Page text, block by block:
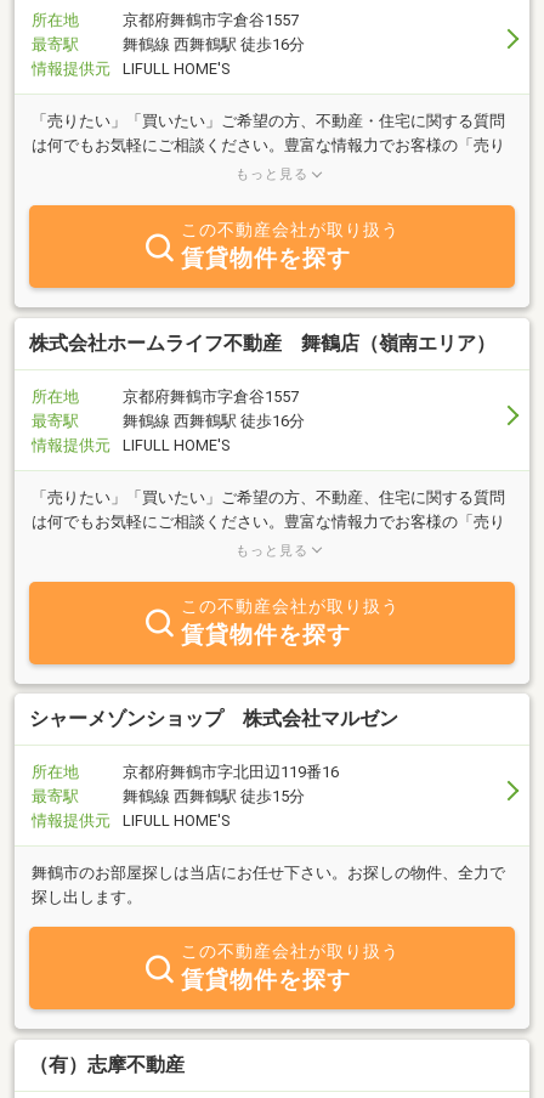
所在地
京都府舞鶴市字倉谷1557
最寄駅
舞鶴線 西舞鶴駅 徒歩16分
情報提供元
LIFULL HOME'S
「売りたい」「買いたい」ご希望の方、不動産・住宅に関する質問
は何でもお気軽にご相談ください。豊富な情報力でお客様の「売り
たい」「買いたい」の希望に合わせたスピーディーな対応をこころ
もっと見る
この不動産会社が取り扱う
賃貸物件を探す
株式会社ホームライフ不動産 舞鶴店（嶺南エリア）
所在地
京都府舞鶴市字倉谷1557
最寄駅
舞鶴線 西舞鶴駅 徒歩16分
情報提供元
LIFULL HOME'S
「売りたい」「買いたい」ご希望の方、不動産、住宅に関する質問
は何でもお気軽にご相談ください。豊富な情報力でお客様の「売り
たい」「買いたい」の希望に合わせたスピーディーな対応をこころ
もっと見る
この不動産会社が取り扱う
賃貸物件を探す
シャーメゾンショップ 株式会社マルゼン
所在地
京都府舞鶴市字北田辺119番16
最寄駅
舞鶴線 西舞鶴駅 徒歩15分
情報提供元
LIFULL HOME'S
舞鶴市のお部屋探しは当店にお任せ下さい。お探しの物件、全力で
探し出します。
この不動産会社が取り扱う
賃貸物件を探す
（有）志摩不動産